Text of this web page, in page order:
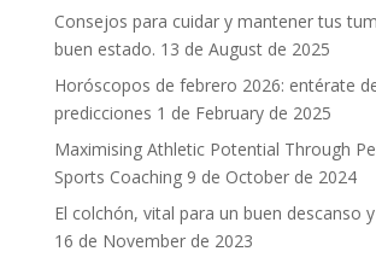
Consejos para cuidar y mantener tus
buen estado. 13 de August de 2025
Horóscopos de febrero 2026: entérate
predicciones 1 de February de 2025
Maximising Athletic Potential Through
Sports Coaching 9 de October de 2024
El colchón, vital para un buen descanso
16 de November de 2023